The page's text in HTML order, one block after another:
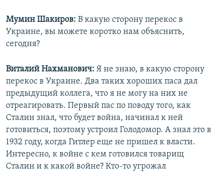
Мумин Шакиров: В какую сторону перекос в
Украине, вы можете коротко нам объяснить,
сегодня?
Виталий Нахманович: Я не знаю, в какую сторону
перекос в Украине. Два таких хороших паса дал
предыдущий коллега, что я не могу на них не
отреагировать. Первый пас по поводу того, как
Сталин знал, что будет война, начинал к ней
готовиться, поэтому устроил Голодомор. А знал это в
1932 году, когда Гитлер еще не пришел к власти.
Интересно, к войне с кем готовился товарищ
Сталин и к какой войне? Кто-то угрожал